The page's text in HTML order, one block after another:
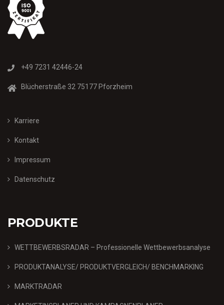
+49 7231 42446-24
Blücherstraße 32 75177 Pforzheim
Karriere
Kontakt
Impressum
Datenschutz
PRODUKTE
WETTBEWERBSRADAR – Professionelle Wettbewerbsanalyse
PRODUKTANALYSE/ PRODUKTVERGLEICH/ BENCHMARKING
MARKTRADAR